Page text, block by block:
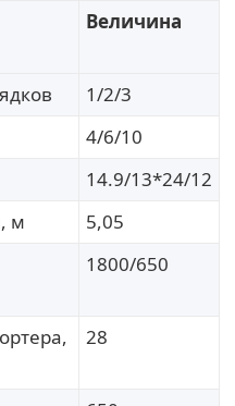
Величина
1/2/3
4/6/10
14.9/13*24/12
м
5,05
1800/650
28